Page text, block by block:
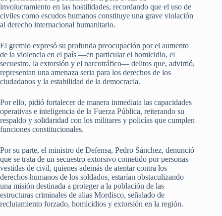
involucramiento en las hostilidades, recordando que el uso de
civiles como escudos humanos constituye una grave violación
al derecho internacional humanitario.
El gremio expresó su profunda preocupación por el aumento
de la violencia en el país —en particular el homicidio, el
secuestro, la extorsión y el narcotráfico— delitos que, advirtió,
representan una amenaza seria para los derechos de los
ciudadanos y la estabilidad de la democracia.
Por ello, pidió fortalecer de manera inmediata las capacidades
operativas e inteligencia de la Fuerza Pública, reiterando su
respaldo y solidaridad con los militares y policías que cumplen
funciones constitucionales.
Por su parte, el ministro de Defensa, Pedro Sánchez, denunció
que se trata de un secuestro extorsivo cometido por personas
vestidas de civil, quienes además de atentar contra los
derechos humanos de los soldados, estarían obstaculizando
una misión destinada a proteger a la población de las
estructuras criminales de alias Mordisco, señalado de
reclutamiento forzado, homicidios y extorsión en la región.